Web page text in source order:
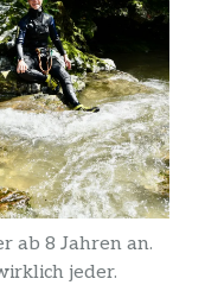
ab 8 Jahren an.
jeder.